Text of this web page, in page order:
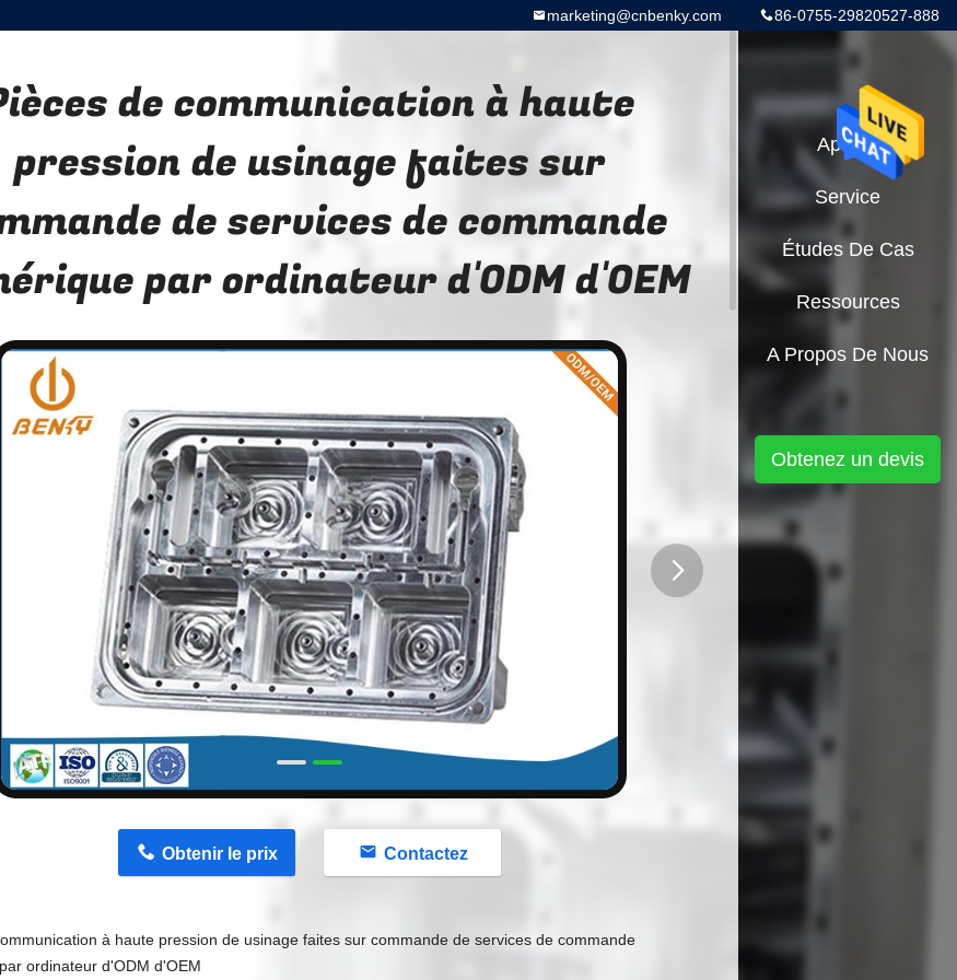
86-0755-29820527-888
marketing@cnbenky.com
de communication à haute
pression de usinage faites sur
de services de commande
par ordinateur d'ODM d'OEM
Obtenir le prix Contactez
à haute pression de usinage faites sur commande de services de commande
ordinateur d'ODM d'OEM
Aperçu
Service
Études De Cas
Ressources
A Propos De Nous
Obtenez un devis